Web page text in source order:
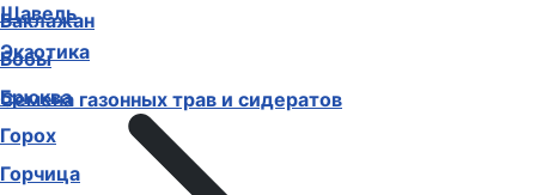
Баклажан
Бобы
Брюква
Горох
Горчица
Щавель
Экзотика
Семена газонных трав и сидератов